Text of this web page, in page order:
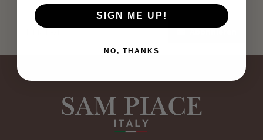
Bleibe auf dem Laufenden mit unseren Newsletter-Angeboten
SIGN ME UP!
NO, THANKS